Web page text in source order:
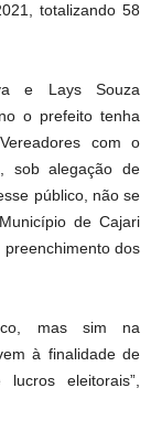
totalizando 58
e Lays Souza
o prefeito tenha
com o
sob alegação de
público, não se
de Cajari
dos
mas sim na
à finalidade de
eleitorais”,